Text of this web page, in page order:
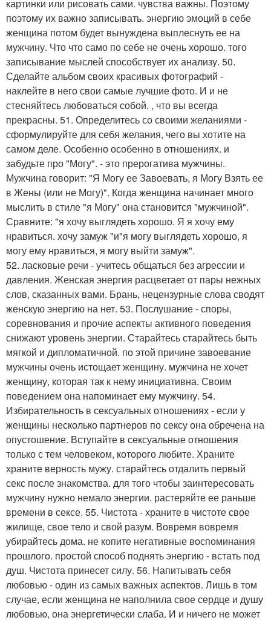
картинки или рисовать сами. чувства важны. Поэтому
поэтому их важно записывать. энергию эмоций в себе
женщина потом будет вынуждена выплеснуть ее на
мужчину. Что что само по себе не очень хорошо. того
записывание мыслей способствует их анализу. 50.
Сделайте альбом своих красивых фотографий -
наклейте в него свои самые лучшие фото. И и не
стесняйтесь любоваться собой. , что вы всегда
прекрасны. 51. Определитесь со своими желаниями -
сформулируйте для себя желания, чего вы хотите на
самом деле. Особенно особенно в отношениях. и
забудьте про "Могу". - это прерогатива мужчины.
Мужчина говорит: "Я Могу ее Завоевать, я Могу Взять ее
в Жены (или не Могу)". Когда женщина начинает много
мыслить в стиле "я Могу" она становится "мужчиной".
Сравните: "я хочу выглядеть хорошо. Я я хочу ему
нравиться. хочу замуж "и"я могу выглядеть хорошо, я
могу ему нравиться, я могу выйти замуж".
52. ласковые речи - учитесь общаться без агрессии и
давления. Женская энергия расцветает от пары нежных
слов, сказанных вами. Брань, нецензурные слова сводят
женскую энергию на нет. 53. Послушание - споры,
соревнования и прочие аспекты активного поведения
снижают уровень энергии. Старайтесь старайтесь быть
мягкой и дипломатичной. по этой причине завоевание
мужчины очень истощает женщину. мужчина не хочет
женщину, которая так к нему инициативна. Своим
поведением она напоминает ему мужчину. 54.
Избирательность в сексуальных отношениях - если у
женщины несколько партнеров по сексу она обречена на
опустошение. Вступайте в сексуальные отношения
только с тем человеком, которого любите. Храните
храните верность мужу. старайтесь отдалить первый
секс после знакомства. для того чтобы заинтересовать
мужчину нужно немало энергии. растеряйте ее раньше
времени в сексе. 55. Чистота - храните в чистоте свое
жилище, свое тело и свой разум. Вовремя вовремя
убирайтесь дома. не копите негативные воспоминания
прошлого. простой способ поднять энергию - встать под
душ. Чистота принесет силу. 56. Напитывать себя
любовью - один из самых важных аспектов. Лишь в том
случае, если женщина не наполнила свое сердце и душу
любовью, она энергетически слаба. И и ничего не может